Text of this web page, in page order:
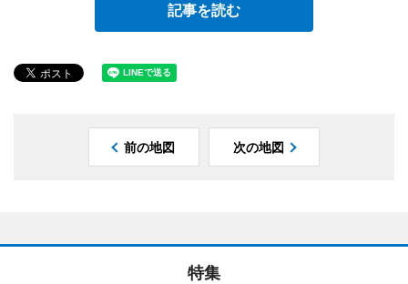
記事を読む
前の地図 次の地図
特集